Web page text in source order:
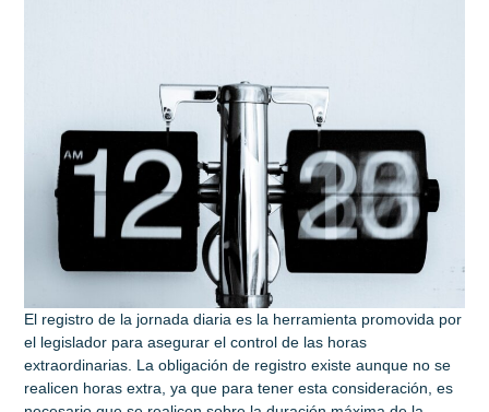
El registro de la jornada diaria es la herramienta promovida por
el legislador para asegurar el control de las horas
extraordinarias. La obligación de registro existe aunque no se
realicen horas extra, ya que para tener esta consideración, es